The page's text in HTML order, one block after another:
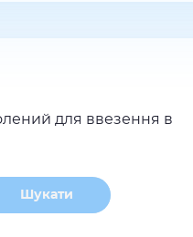
для ввезення в
Шукати